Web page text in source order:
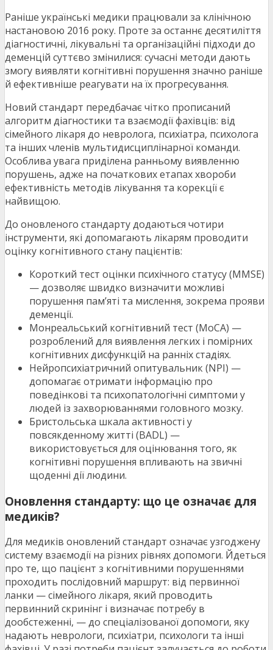
Раніше українські медики працювали за клінічною
настановою 2016 року. Проте за останнє десятиліття
діагностичні, лікувальні та організаційні підходи до
деменцій суттєво змінилися: сучасні методи дають
змогу виявляти когнітивні порушення значно раніше
й ефективніше реагувати на їх прогресування.
Новий стандарт передбачає чітко прописаний
алгоритм діагностики та взаємодії фахівців: від
сімейного лікаря до невролога, психіатра, психолога
та інших членів мультидисциплінарної команди.
Особлива увага приділена ранньому виявленню
порушень, адже на початкових етапах хвороби
ефективність методів лікування та корекції є
найвищою.
До оновленого стандарту додаються чотири
інструменти, які допомагають лікарям проводити
оцінку когнітивного стану пацієнтів:
Короткий тест оцінки психічного статусу (MMSE)
— дозволяє швидко визначити можливі
порушення пам’яті та мислення, зокрема прояви
деменції.
Монреальський когнітивний тест (MoCA) —
розроблений для виявлення легких і помірних
когнітивних дисфункцій на ранніх стадіях.
Нейропсихіатричний опитувальник (NPI) —
допомагає отримати інформацію про
поведінкові та психопатологічні симптоми у
людей із захворюваннями головного мозку.
Бристольська шкала активності у
повсякденному житті (BADL) —
використовується для оцінювання того, як
когнітивні порушення впливають на звичні
щоденні дії людини.
Оновлення стандарту: що це означає для
медиків?
Для медиків оновлений стандарт означає узгоджену
систему взаємодії на різних рівнях допомоги. Йдеться
про те, що пацієнт з когнітивними порушеннями
проходить послідовний маршрут: від первинної
ланки — сімейного лікаря, який проводить
первинний скринінг і визначає потребу в
дообстеженні, — до спеціалізованої допомоги, яку
надають неврологи, психіатри, психологи та інші